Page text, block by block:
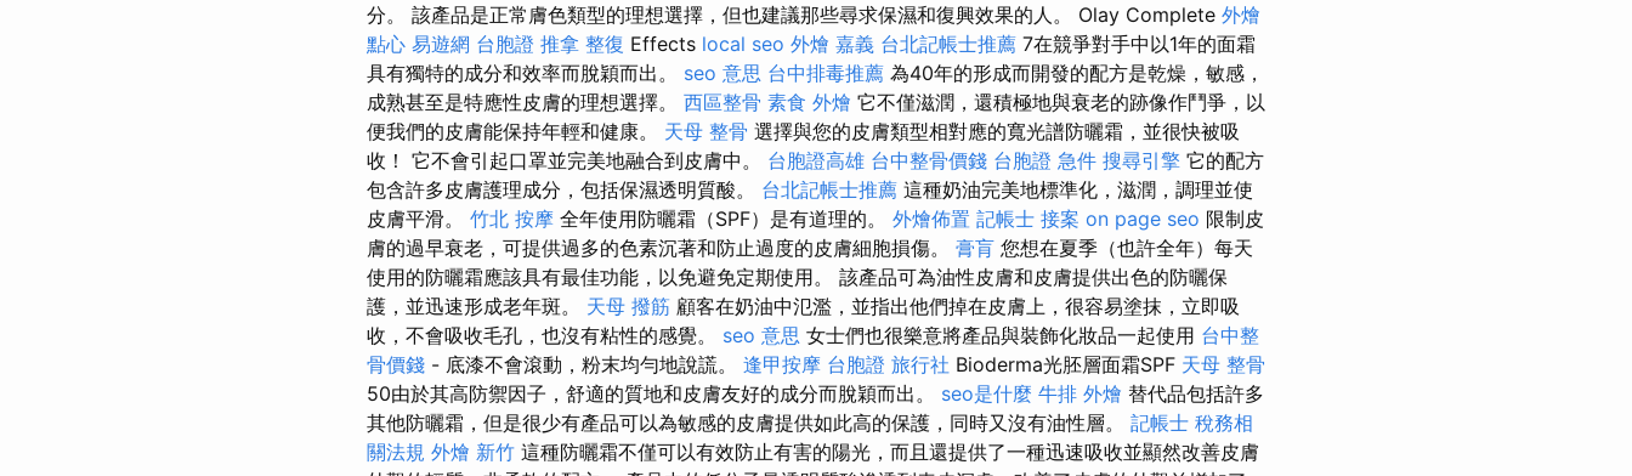
分。 該產品是正常膚色類型的理想選擇，但也建議那些尋求保濕和復興效果的人。 Olay Complete 外燴
點心 易遊網 台胞證 推拿 整復 Effects local seo 外燴 嘉義 台北記帳士推薦 7在競爭對手中以1年的面霜
具有獨特的成分和效率而脫穎而出。 seo 意思 台中排毒推薦 為40年的形成而開發的配方是乾燥，敏感，
成熟甚至是特應性皮膚的理想選擇。 西區整骨 素食 外燴 它不僅滋潤，還積極地與衰老的跡像作鬥爭，以
便我們的皮膚能保持年輕和健康。 天母 整骨 選擇與您的皮膚類型相對應的寬光譜防曬霜，並很快被吸
收！ 它不會引起口罩並完美地融合到皮膚中。 台胞證高雄 台中整骨價錢 台胞證 急件 搜尋引擎 它的配方
包含許多皮膚護理成分，包括保濕透明質酸。 台北記帳士推薦 這種奶油完美地標準化，滋潤，調理並使
皮膚平滑。 竹北 按摩 全年使用防曬霜（SPF）是有道理的。 外燴佈置 記帳士 接案 on page seo 限制皮
膚的過早衰老，可提供過多的色素沉著和防止過度的皮膚細胞損傷。 膏肓 您想在夏季（也許全年）每天
使用的防曬霜應該具有最佳功能，以免避免定期使用。 該產品可為油性皮膚和皮膚提供出色的防曬保
護，並迅速形成老年斑。 天母 撥筋 顧客在奶油中氾濫，並指出他們掉在皮膚上，很容易塗抹，立即吸
收，不會吸收毛孔，也沒有粘性的感覺。 seo 意思 女士們也很樂意將產品與裝飾化妝品一起使用 台中整
骨價錢 - 底漆不會滾動，粉末均勻地說謊。 逢甲按摩 台胞證 旅行社 Bioderma光胚層面霜SPF 天母 整骨
50由於其高防禦因子，舒適的質地和皮膚友好的成分而脫穎而出。 seo是什麼 牛排 外燴 替代品包括許多
其他防曬霜，但是很少有產品可以為敏感的皮膚提供如此高的保護，同時又沒有油性層。 記帳士 稅務相
關法規 外燴 新竹 這種防曬霜不僅可以有效防止有害的陽光，而且還提供了一種迅速吸收並顯然改善皮膚